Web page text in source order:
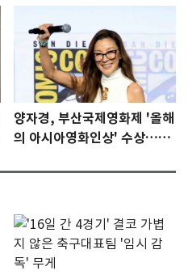
양자경, 부산국제영화제 '올해
의 아시아영화인상' 수상…15